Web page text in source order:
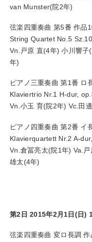
van Munster(院2年)
弦楽四重奏曲 第5番 作品
String Quartet No.5
Vn.戸原 直(4年) 小川響
年)
ピアノ三重奏曲 第1番 ロ
Klaviertrio Nr.1 H-dur,
Vn.小玉 育(院2年) Vc.田
ピアノ四重奏曲 第2番
Klavierquartett Nr.2 A-
Vn.倉冨亮太(院1年) Va.
雄太(4年)
第2日 2015年2月1日(日)
弦楽四重奏曲 変ロ長調